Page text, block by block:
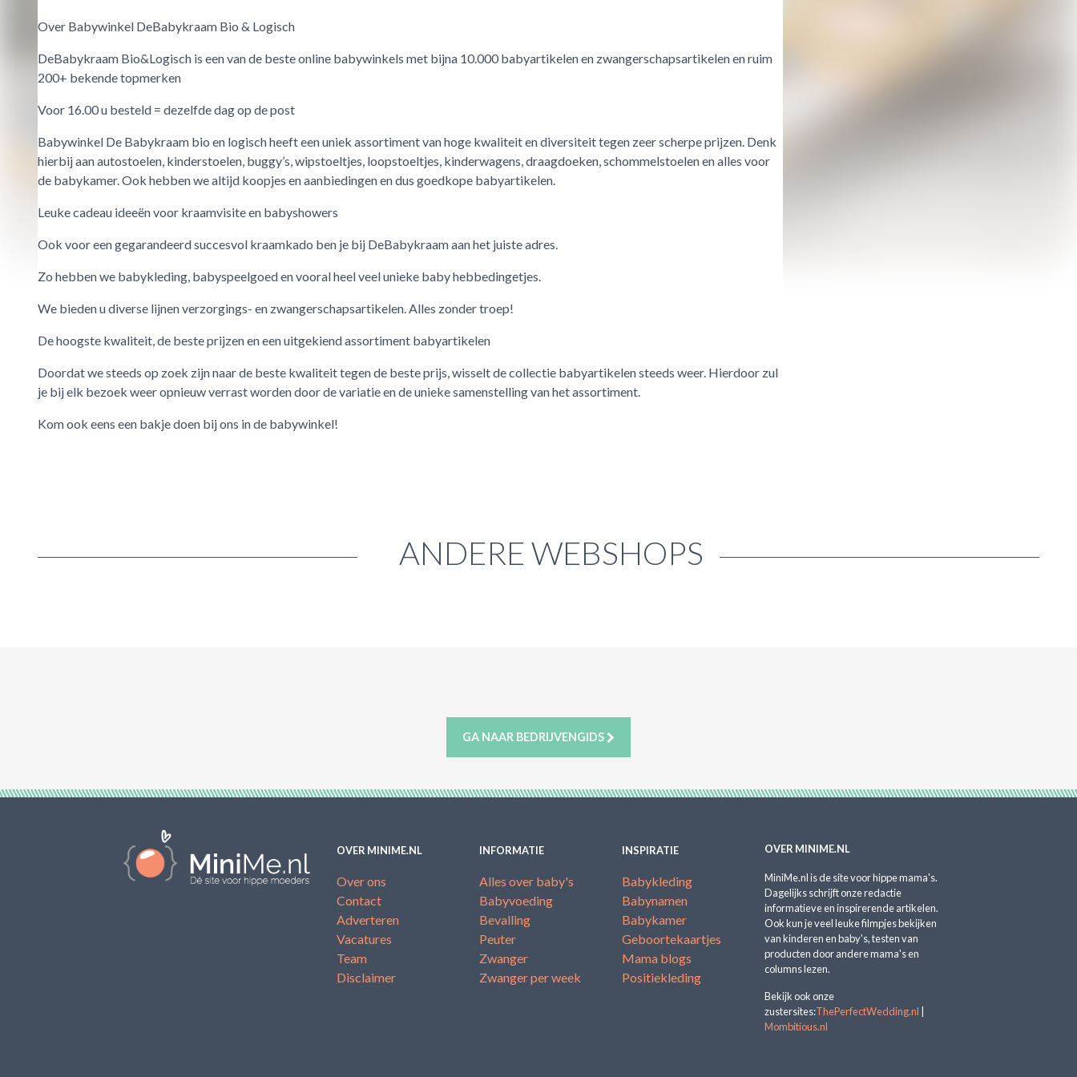
Over Babywinkel DeBabykraam Bio & Logisch
DeBabykraam Bio&Logisch is een van de beste online babywinkels met bijna 10.000 babyartikelen en zwangerschapsartikelen en ruim
200+ bekende topmerken
Voor 16.00 u besteld = dezelfde dag op de post
Babywinkel De Babykraam bio en logisch heeft een uniek assortiment van hoge kwaliteit en diversiteit tegen zeer scherpe prijzen. Denk
hierbij aan autostoelen, kinderstoelen, buggy’s, wipstoeltjes, loopstoeltjes, kinderwagens, draagdoeken, schommelstoelen en alles voor
de babykamer. Ook hebben we altijd koopjes en aanbiedingen en dus goedkope babyartikelen.
Leuke cadeau ideeën voor kraamvisite en babyshowers
Ook voor een gegarandeerd succesvol kraamkado ben je bij DeBabykraam aan het juiste adres.
Zo hebben we babykleding, babyspeelgoed en vooral heel veel unieke baby hebbedingetjes.
We bieden u diverse lijnen verzorgings- en zwangerschapsartikelen. Alles zonder troep!
De hoogste kwaliteit, de beste prijzen en een uitgekiend assortiment babyartikelen
Doordat we steeds op zoek zijn naar de beste kwaliteit tegen de beste prijs, wisselt de collectie babyartikelen steeds weer. Hierdoor zul
je bij elk bezoek weer opnieuw verrast worden door de variatie en de unieke samenstelling van het assortiment.
Kom ook eens een bakje doen bij ons in de babywinkel!
ANDERE WEBSHOPS
GA NAAR BEDRIJVENGIDS
OVER MINIME.NL
Over ons
Contact
Adverteren
Vacatures
Team
Disclaimer
INFORMATIE
Alles over baby's
Babyvoeding
Bevalling
Peuter
Zwanger
Zwanger per week
INSPIRATIE
Babykleding
Babynamen
Babykamer
Geboortekaartjes
Mama blogs
Positiekleding
OVER MINIME.NL
MiniMe.nl is de site voor hippe mama's.
Dagelijks schrijft onze redactie
informatieve en inspirerende artikelen.
Ook kun je veel leuke filmpjes bekijken
van kinderen en baby's, testen van
producten door andere mama's en
columns lezen.
Bekijk ook onze
zustersites:ThePerfectWedding.nl
Mombitious.nl